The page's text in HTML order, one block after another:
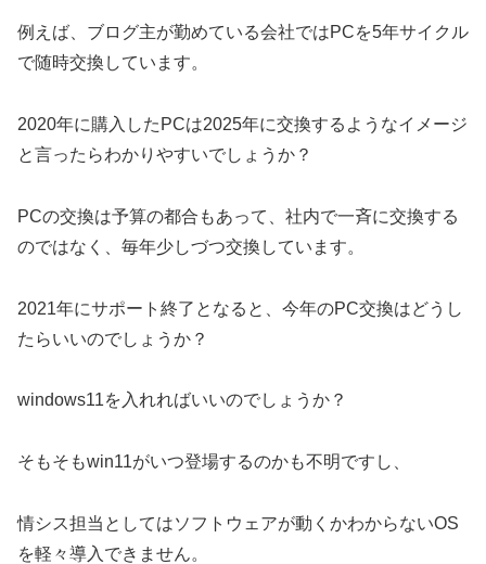
例えば、ブログ主が勤めている会社ではPCを5年サイクル
で随時交換しています。
2020年に購入したPCは2025年に交換するようなイメージ
と言ったらわかりやすいでしょうか？
PCの交換は予算の都合もあって、社内で一斉に交換する
のではなく、毎年少しづつ交換しています。
2021年にサポート終了となると、今年のPC交換はどうし
たらいいのでしょうか？
windows11を入れればいいのでしょうか？
そもそもwin11がいつ登場するのかも不明ですし、
情シス担当としてはソフトウェアが動くかわからないOS
を軽々導入できません。